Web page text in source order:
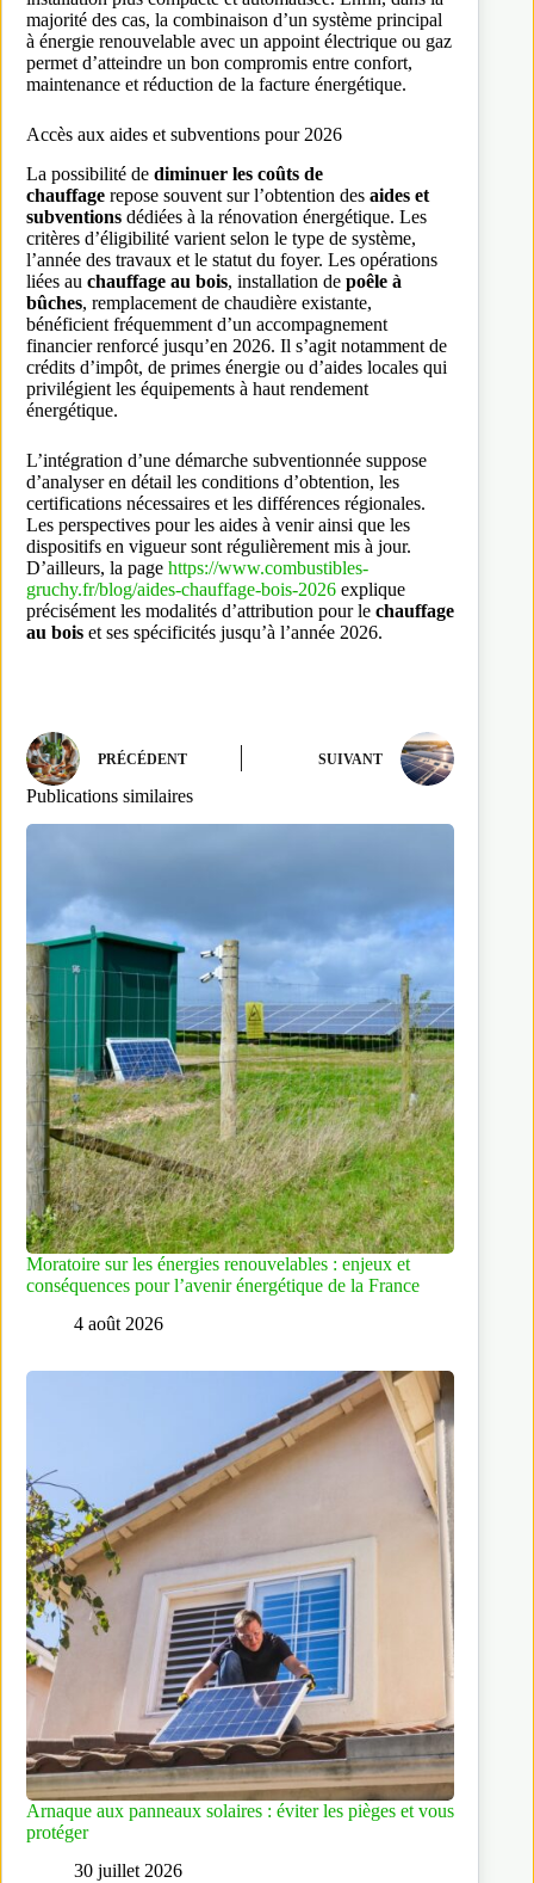
majorité des cas, la combinaison d’un système principal
à énergie renouvelable avec un appoint électrique ou gaz
permet d’atteindre un bon compromis entre confort,
maintenance et réduction de la facture énergétique.
Accès aux aides et subventions pour 2026
La possibilité de diminuer les coûts de
chauffage repose souvent sur l’obtention des aides et
subventions dédiées à la rénovation énergétique. Les
critères d’éligibilité varient selon le type de système,
l’année des travaux et le statut du foyer. Les opérations
liées au chauffage au bois, installation de poêle à
bûches, remplacement de chaudière existante,
bénéficient fréquemment d’un accompagnement
financier renforcé jusqu’en 2026. Il s’agit notamment de
crédits d’impôt, de primes énergie ou d’aides locales qui
privilégient les équipements à haut rendement
énergétique.
L’intégration d’une démarche subventionnée suppose
d’analyser en détail les conditions d’obtention, les
certifications nécessaires et les différences régionales.
Les perspectives pour les aides à venir ainsi que les
dispositifs en vigueur sont régulièrement mis à jour.
D’ailleurs, la page https://www.combustibles-
gruchy.fr/blog/aides-chauffage-bois-2026 explique
précisément les modalités d’attribution pour le chauffage
au bois et ses spécificités jusqu’à l’année 2026.
PRÉCÉDENT SUIVANT
Publications similaires
Moratoire sur les énergies renouvelables : enjeux et
conséquences pour l’avenir énergétique de la France
4 août 2026
Arnaque aux panneaux solaires : éviter les pièges et vous
protéger
30 juillet 2026